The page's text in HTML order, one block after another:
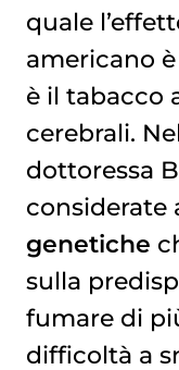
quale
americano
è il tabacco
cerebrali.
dottoressa
considerate
genetiche
sulla
fumare di
difficoltà a